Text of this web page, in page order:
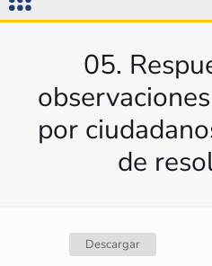
05.
por
de
Descargar